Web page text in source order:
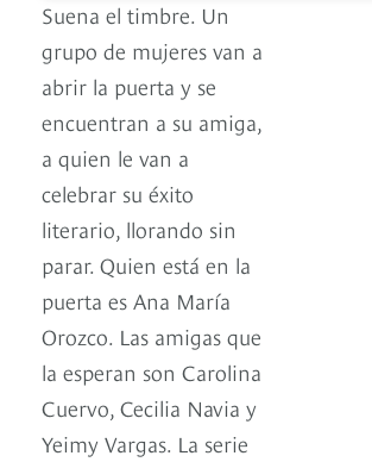
Suena el timbre. Un
grupo de mujeres van a
abrir la puerta y se
encuentran a su amiga,
a quien le van a
celebrar su éxito
literario, llorando sin
parar. Quien está en la
puerta es Ana María
Orozco. Las amigas que
la esperan son Carolina
Cuervo, Cecilia Navia y
Yeimy Vargas. La serie